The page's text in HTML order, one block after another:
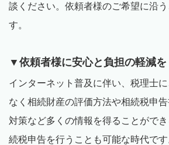
談ください。依頼者様のご希望に沿
す。
▼依頼者様に安心と負担の軽減を
インターネット普及に伴い、税理士
なく相続財産の評価方法や相続税申
対策など多くの情報を得ることがで
続税申告を行うことも可能な時代で